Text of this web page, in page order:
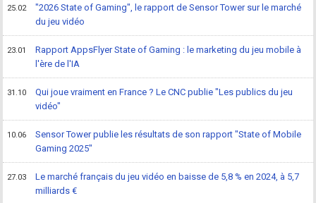
25.02
"2026 State of Gaming", le rapport de Sensor Tower sur le marché
du jeu vidéo
23.01
Rapport AppsFlyer State of Gaming : le marketing du jeu mobile à
l'ère de l'IA
31.10
Qui joue vraiment en France ? Le CNC publie "Les publics du jeu
vidéo"
10.06
Sensor Tower publie les résultats de son rapport "State of Mobile
Gaming 2025"
27.03
Le marché français du jeu vidéo en baisse de 5,8 % en 2024, à 5,7
milliards €